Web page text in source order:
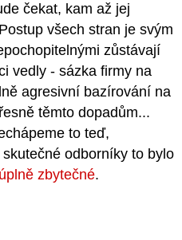
čekat, kam až jej
všech stran je svým
zůstávají
vedly - sázka firmy na
agresivní bazírování na
těmto dopadům...
to teď,
odborníky to bylo
zbytečné.